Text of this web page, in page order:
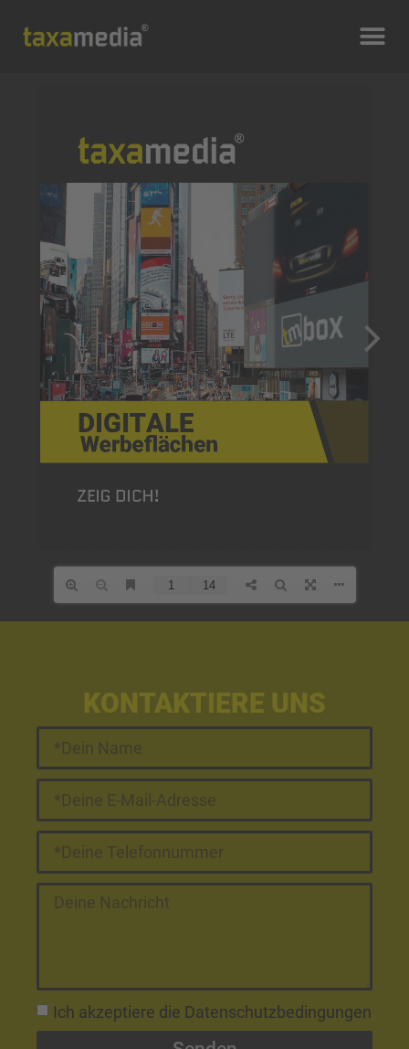
KONTAKTIERE UNS
Ich akzeptiere die Datenschutzbedingungen